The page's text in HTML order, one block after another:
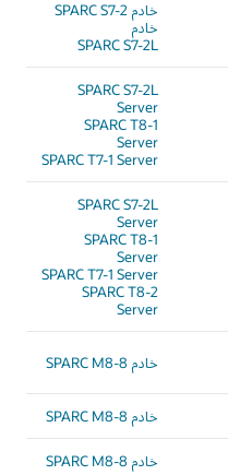
خادم SPARC S7-2
خادم
SPARC S7-2L
SPARC S7-2L
Server
SPARC T8-1
Server
SPARC T7-1 Server
SPARC S7-2L
Server
SPARC T8-1
Server
SPARC T7-1 Server
SPARC T8-2
Server
خادم SPARC M8-8
خادم SPARC M8-8
خادم SPARC M8-8